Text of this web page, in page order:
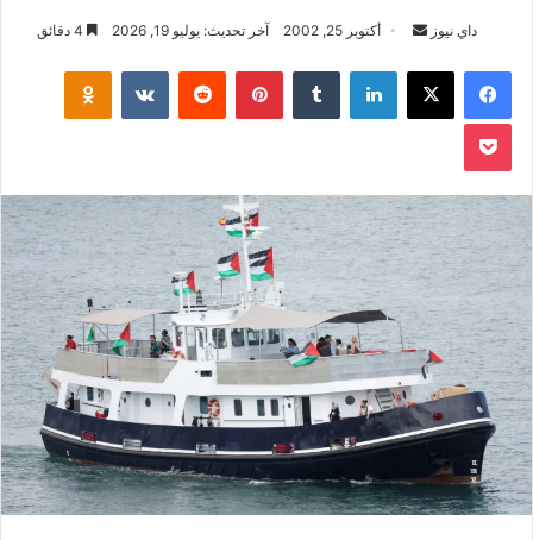
داي نيوز
أرسل
إلكترونيا
أكتوبر 25, 2002 آخر تحديث: يوليو 19, 2026
فيسبوك ‫X لينكدإن بينتيريست
‫Pocket